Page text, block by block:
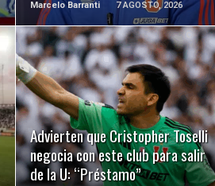
Marcelo Barranti 7 AGOSTO, 2026
Advierten que Cristopher Toselli
negocia con este club para salir
de la U: “Préstamo”
LEER MÁS